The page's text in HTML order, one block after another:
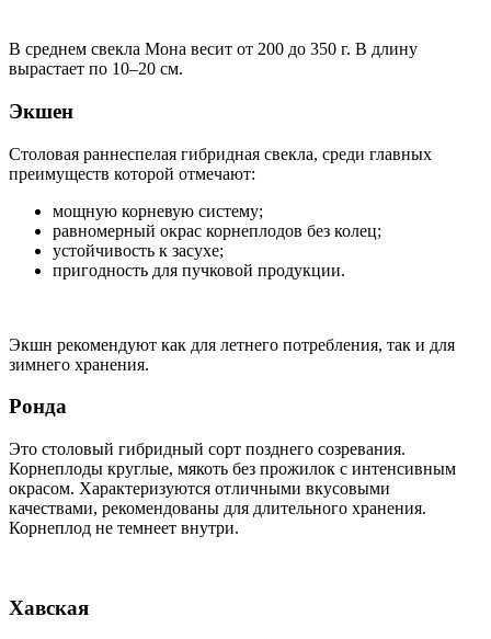
В среднем свекла Мона весит от 200 до 350 г. В длину
вырастает по 10–20 см.
Экшен
Столовая раннеспелая гибридная свекла, среди главных
преимуществ которой отмечают:
мощную корневую систему;
равномерный окрас корнеплодов без колец;
устойчивость к засухе;
пригодность для пучковой продукции.
Экшн рекомендуют как для летнего потребления, так и для
зимнего хранения.
Ронда
Это столовый гибридный сорт позднего созревания.
Корнеплоды круглые, мякоть без прожилок с интенсивным
окрасом. Характеризуются отличными вкусовыми
качествами, рекомендованы для длительного хранения.
Корнеплод не темнеет внутри.
Хавская